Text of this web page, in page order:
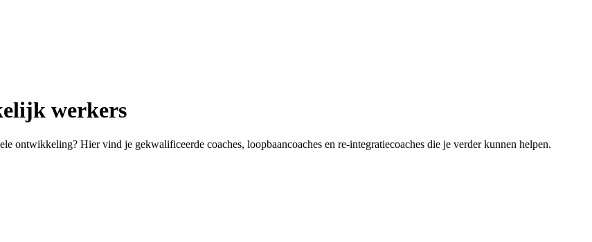
werkers
ontwikkeling? Hier vind je gekwalificeerde coaches, loopbaancoaches en re-integratiecoaches die je verder kunnen helpen.